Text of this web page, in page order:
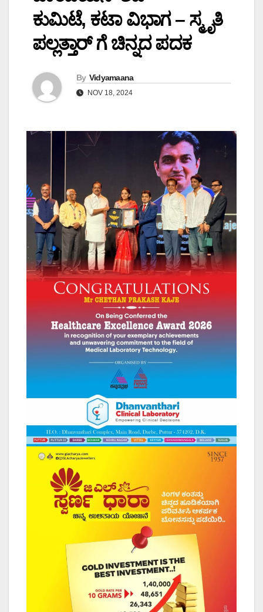
ಕುಮಿಟೆ, ಕಟಾ ವಿಭಾಗ – ಸ್ಮೃತಿ
ಪಲ್ಲತ್ತಾರ್ ಗೆ ಚಿನ್ನದ ಪದಕ
By Vidyamaana
NOV 18, 2024